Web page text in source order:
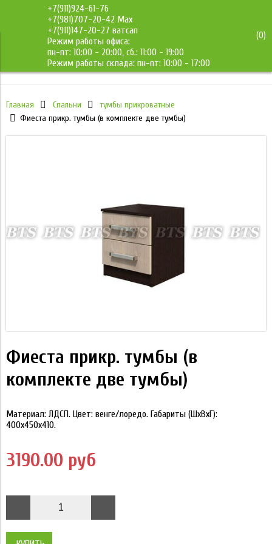
+7(911)924-61-76
+7(981)707-20-42 Max
+7(911)147-20-27 ватсап
Режим работы офиса:
пн-пт: 10:00 - 20:00, сб.: 11:00 - 19:00
Режим работы склада: пн-пт: 10:00 - 17:00
(0)
ДМС-Мебель
Главная Спальни
тумбы прикроватные
Фиеста прикр. тумбы (в комплекте две тумбы)
Фиеста прикр. тумбы (в
комплекте две тумбы)
Материал: ЛДСП. Цвет: венге/лоредо. Габариты (ШхВхГ):
400х450х410.
3190.00 руб